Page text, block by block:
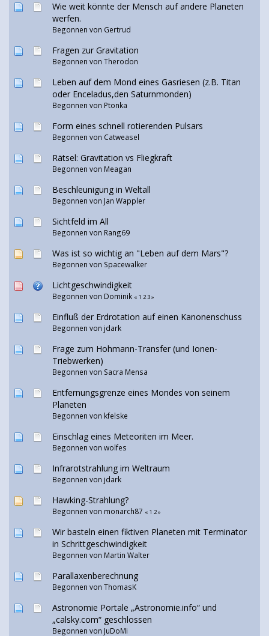
Wie weit könnte der Mensch auf andere Planeten
werfen.
Begonnen von Gertrud
Fragen zur Gravitation
Begonnen von Therodon
Leben auf dem Mond eines Gasriesen (z.B. Titan
oder Enceladus,den Saturnmonden)
Begonnen von Ptonka
Form eines schnell rotierenden Pulsars
Begonnen von Catweasel
Rätsel: Gravitation vs Fliegkraft
Begonnen von Meagan
Beschleunigung in Weltall
Begonnen von Jan Wappler
Sichtfeld im All
Begonnen von Rang69
Was ist so wichtig an "Leben auf dem Mars"?
Begonnen von Spacewalker
Lichtgeschwindigkeit
Begonnen von Dominik « 1 23»
Einfluß der Erdrotation auf einen Kanonenschuss
Begonnen von jdark
Frage zum Hohmann-Transfer (und Ionen-
Triebwerken)
Begonnen von Sacra Mensa
Entfernungsgrenze eines Mondes von seinem
Planeten
Begonnen von kfelske
Einschlag eines Meteoriten im Meer.
Begonnen von wolfes
Infrarotstrahlung im Weltraum
Begonnen von jdark
Hawking-Strahlung?
Begonnen von monarch87 « 1 2»
Wir basteln einen fiktiven Planeten mit Terminator
in Schrittgeschwindigkeit
Begonnen von Martin Walter
Parallaxenberechnung
Begonnen von ThomasK
Astronomie Portale „Astronomie.info“ und
„calsky.com“ geschlossen
Begonnen von JuDoMi